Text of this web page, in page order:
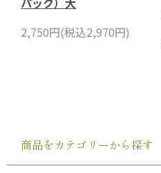
2,750円(税込2,970円)
商品をカテゴリーから探す